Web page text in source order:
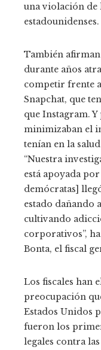
una violación de
estadounidenses.
También
durante años
competir frente
Snapchat, que
que Instagram.
minimizaban el
tenían en la
“Nuestra
está apoyada
demócratas]
estado dañando
cultivando
corporativos”,
Bonta, el fiscal
Los fiscales han
preocupación
Estados Unidos
fueron los
legales contra